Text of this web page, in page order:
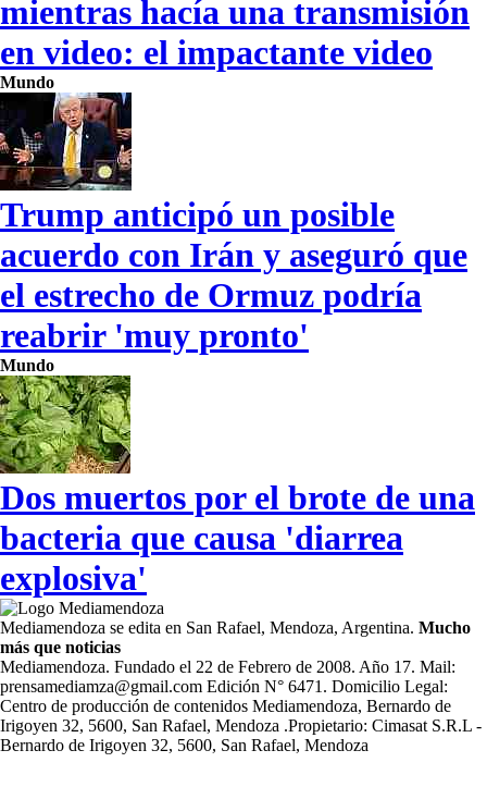
mientras hacía una transmisión
en video: el impactante video
Mundo
Trump anticipó un posible
acuerdo con Irán y aseguró que
el estrecho de Ormuz podría
reabrir 'muy pronto'
Mundo
Dos muertos por el brote de una
bacteria que causa 'diarrea
explosiva'
Mediamendoza se edita en San Rafael, Mendoza, Argentina. Mucho
más que noticias
Mediamendoza. Fundado el 22 de Febrero de 2008. Año 17. Mail:
prensamediamza@gmail.com Edición N° 6471. Domicilio Legal:
Centro de producción de contenidos Mediamendoza, Bernardo de
Irigoyen 32, 5600, San Rafael, Mendoza .Propietario: Cimasat S.R.L -
Bernardo de Irigoyen 32, 5600, San Rafael, Mendoza